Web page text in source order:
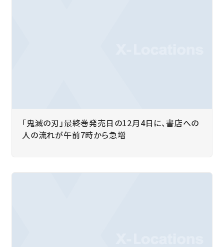
「鬼滅の刃」最終巻発売日の12月4日に、書店への
人の流れが午前7時から急増